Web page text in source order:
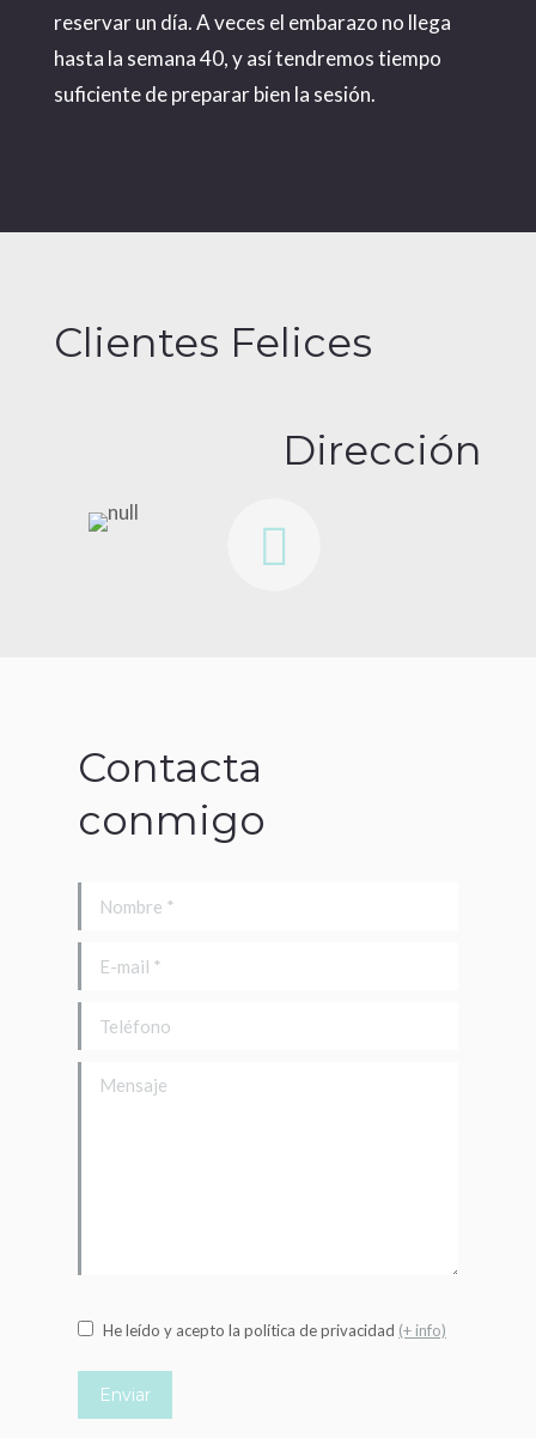
reservar un día. A veces el embarazo no llega
hasta la semana 40, y así tendremos tiempo
suficiente de preparar bien la sesión.
Contacta
conmigo
Nombre *
E-mail *
Teléfono
Mensaje
He leído y acepto la política de privacidad (+ info)
Enviar
Clientes Felices
Dirección